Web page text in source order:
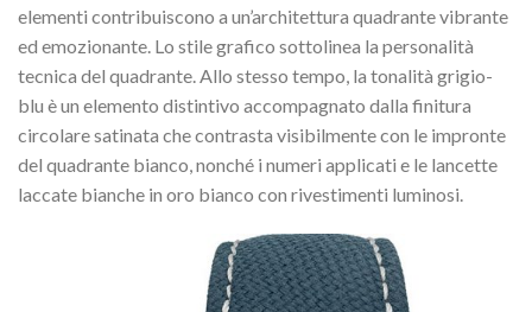
elementi contribuiscono a un’architettura quadrante vibrante
ed emozionante. Lo stile grafico sottolinea la personalità
tecnica del quadrante. Allo stesso tempo, la tonalità grigio-
blu è un elemento distintivo accompagnato dalla finitura
circolare satinata che contrasta visibilmente con le impronte
del quadrante bianco, nonché i numeri applicati e le lancette
laccate bianche in oro bianco con rivestimenti luminosi.